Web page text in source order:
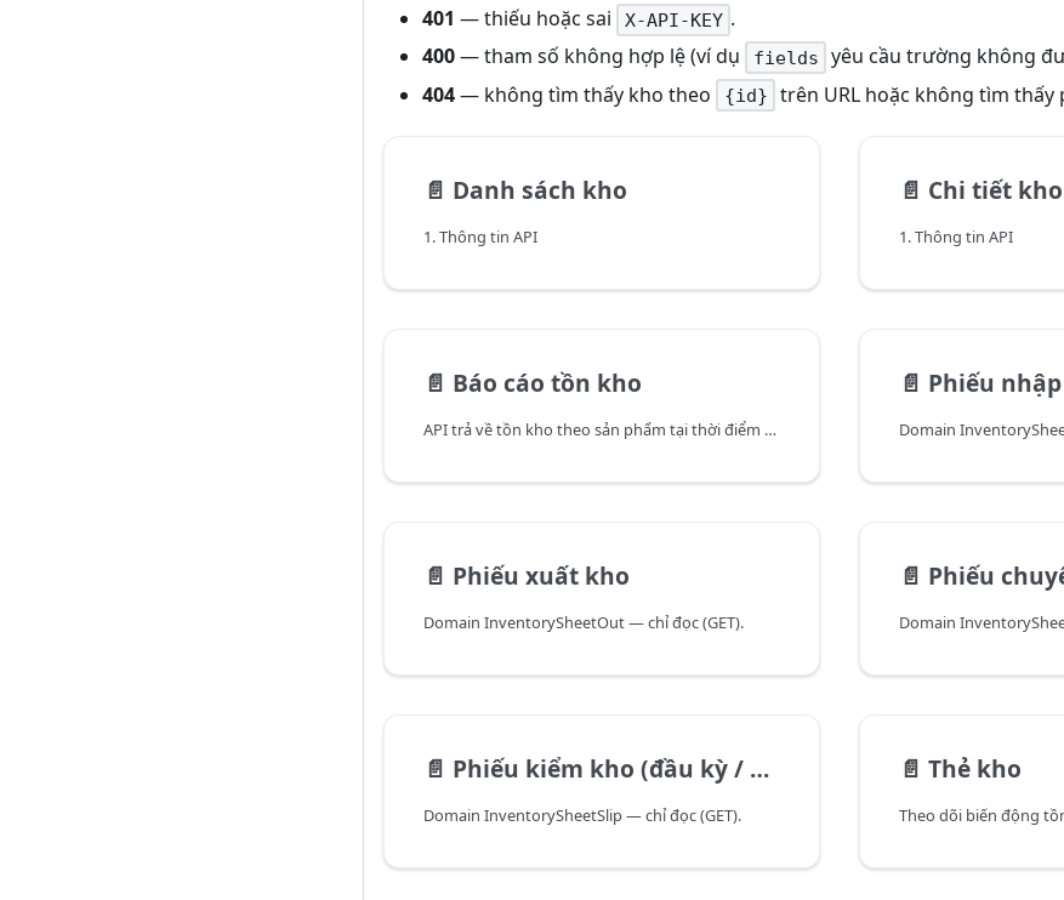
401 — thiếu hoặc sai X-API-KEY .
400— tham số không hợp lệ (ví dụ fields
yêu cầu trường không
404— không tìm thấy kho theo {id} trên URL hoặc không tìm thấy
📄️ Danh sách kho
1. Thông tin API
📄️ Chi tiết kho
1. Thông tin API
📄️ Báo cáo tồn kho
API trả về tồn kho theo sản phẩm tại thời điểm (hoặc theo một kho cụ thể). Dữ liệu domain InventoryReport.
📄️ Phiếu
Domain
📄️ Phiếu xuất kho
Domain InventorySheetOut — chỉ đọc (GET).
📄️ Phiếu
Domain
📄️ Phiếu kiểm kho (đầu kỳ / kiểm kho)
Domain InventorySheetSlip — chỉ đọc (GET).
📄️ Thẻ kho